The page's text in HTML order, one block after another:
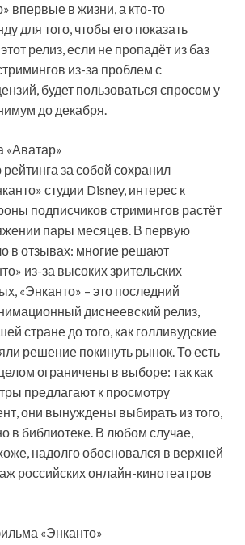
впервые в жизни, а кто-то
для того, чтобы его показать
релиз, если не пропадёт из баз
из-за проблем с
будет пользоваться спросом у
до декабря.
«Аватар»
за собой сохранил
студии Disney, интерес к
подписчиков стримингов растёт
пары месяцев. В первую
в отзывах: многие решают
из-за высоких зрительских
«Энканто» – это последний
диснеевский релиз,
стране до того, как голливудские
решение покинуть рынок. То есть
ограничены в выборе: так как
предлагают к просмотру
они вынуждены выбирать из того,
в библиотеке. В любом случае,
надолго обосновался в верхней
российских онлайн-кинотеатров
«Энканто»